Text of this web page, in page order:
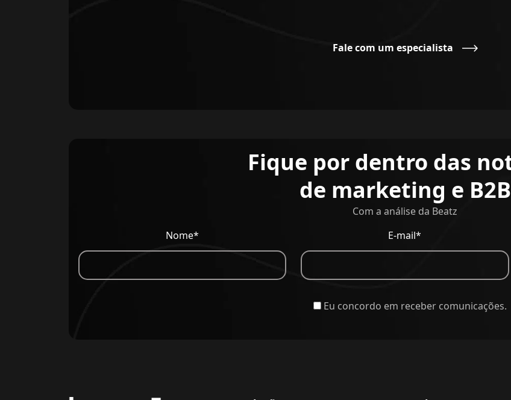
Fale com um especialista
Fique por dentro das
de marketing e B2B
Com a análise da Beatz
Nome*
E-mail*
Eu concordo em receber comunicações.